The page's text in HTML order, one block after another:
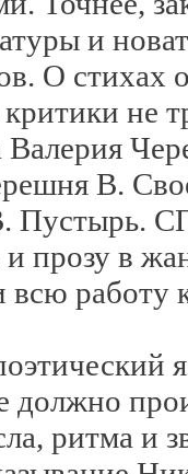
и
О стихах
не
В.
Пустырь.
и прозу в
работу
должно
ритма и